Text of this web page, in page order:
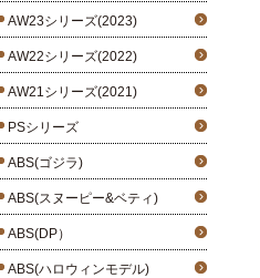
AW23シリーズ(2023)
AW22シリーズ(2022)
AW21シリーズ(2021)
PSシリーズ
ABS(ゴジラ)
ABS(スヌーピー&ベティ)
ABS(DP）
ABS(ハロウィンモデル)